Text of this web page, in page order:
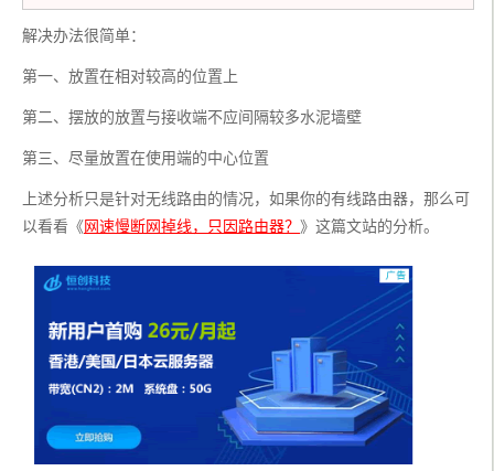
解决办法很简单：
第一、放置在相对较高的位置上
第二、摆放的放置与接收端不应间隔较多水泥墙壁
第三、尽量放置在使用端的中心位置
上述分析只是针对无线路由的情况，如果你的有线路由器，那么可
以看看《网速慢断网掉线，只因路由器？ 》这篇文站的分析。